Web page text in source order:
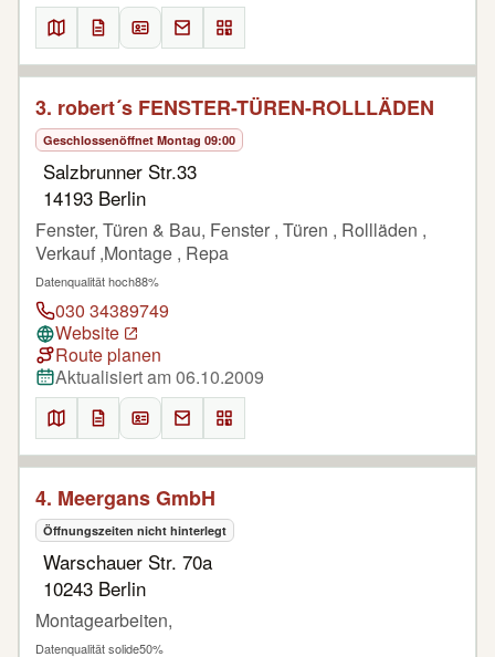
3. robert´s FENSTER-TÜREN-ROLLLÄDEN
Geschlossenöffnet Montag 09:00
Salzbrunner Str.33
14193 Berlin
Fenster, Türen & Bau, Fenster , Türen , Rollläden ,
Verkauf ,Montage , Repa
Datenqualität hoch88%
030 34389749
Website
Route planen
Aktualisiert am 06.10.2009
4. Meergans GmbH
Öffnungszeiten nicht hinterlegt
Warschauer Str. 70a
10243 Berlin
Montagearbeiten,
Datenqualität solide50%